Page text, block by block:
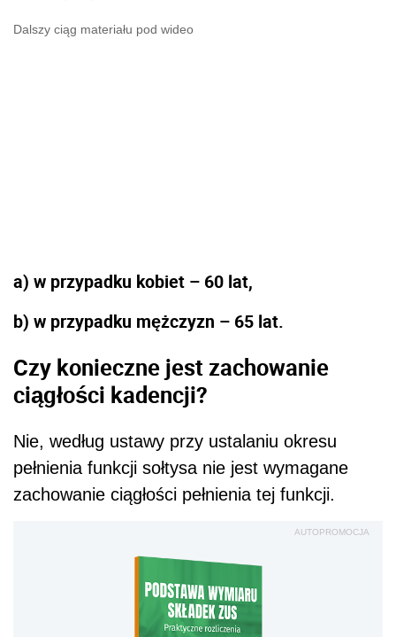
Dalszy ciąg materiału pod wideo
a) w przypadku kobiet – 60 lat,
b) w przypadku mężczyzn – 65 lat.
Czy konieczne jest zachowanie
ciągłości kadencji?
Nie, według ustawy przy ustalaniu okresu
pełnienia funkcji sołtysa nie jest wymagane
zachowanie ciągłości pełnienia tej funkcji.
AUTOPROMOCJA